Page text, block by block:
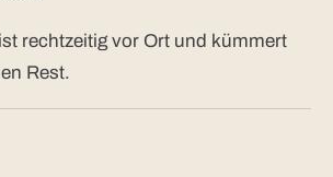
rechtzeitig vor Ort und kümmert
Rest.